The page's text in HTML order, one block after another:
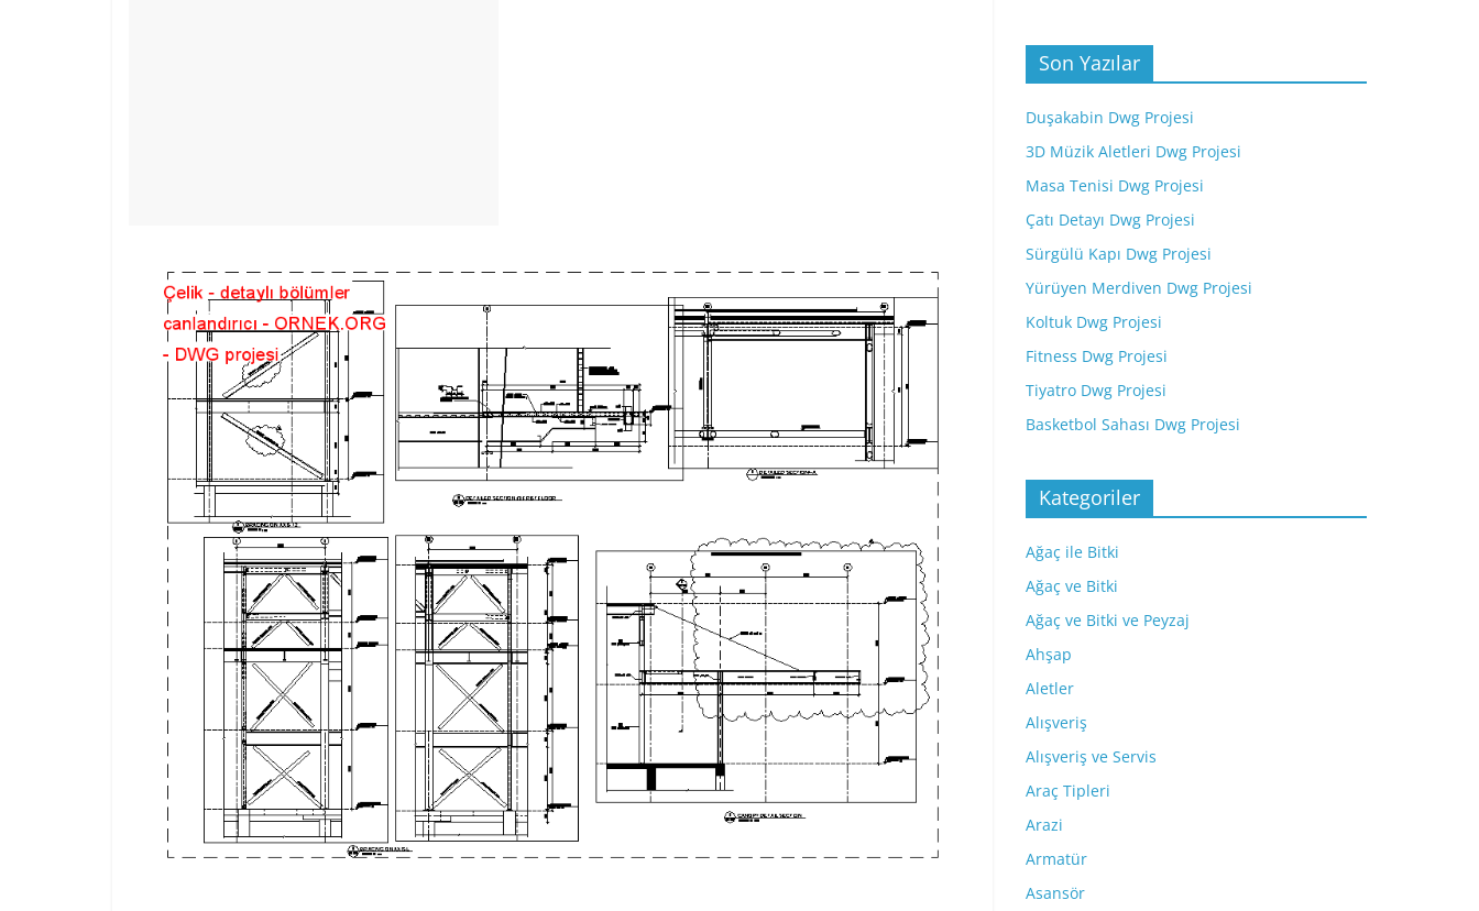
Son Yazılar
Duşakabin Dwg Projesi
3D Müzik Aletleri Dwg Projesi
Masa Tenisi Dwg Projesi
Çatı Detayı Dwg Projesi
Sürgülü Kapı Dwg Projesi
Yürüyen Merdiven Dwg Projesi
Koltuk Dwg Projesi
Fitness Dwg Projesi
Tiyatro Dwg Projesi
Basketbol Sahası Dwg Projesi
Kategoriler
Ağaç ile Bitki
Ağaç ve Bitki
Ağaç ve Bitki ve Peyzaj
Ahşap
Aletler
Alışveriş
Alışveriş ve Servis
Araç Tipleri
Arazi
Armatür
Asansör